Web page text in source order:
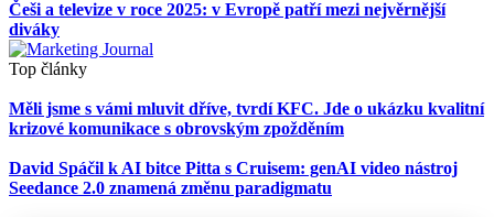
Češi a televize v roce 2025: v Evropě patří mezi nejvěrnější
diváky
Top články
Měli jsme s vámi mluvit dříve, tvrdí KFC. Jde o ukázku kvalitní
krizové komunikace s obrovským zpožděním
David Spáčil k AI bitce Pitta s Cruisem: genAI video nástroj
Seedance 2.0 znamená změnu paradigmatu